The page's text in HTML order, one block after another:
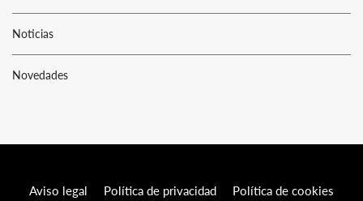
Noticias
Novedades
Aviso legal Política de privacidad Política de cookies